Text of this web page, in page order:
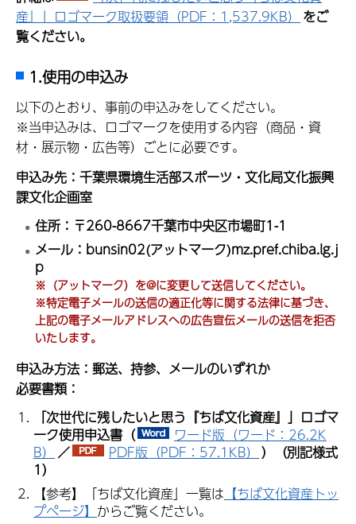
産』」ロゴマーク取扱要領（PDF：1,537.9KB） をご
覧ください。
1.使用の申込み
以下のとおり、事前の申込みをしてください。
※当申込みは、ロゴマークを使用する内容（商品・資
材・展示物・広告等）ごとに必要です。
申込み先：千葉県環境生活部スポーツ・文化局文化振興
課文化企画室
住所：〒260-8667千葉市中央区市場町1-1
メール：bunsin02(アットマーク)mz.pref.chiba.lg.j
p
※（アットマーク）を@に変更して送信してください。
※特定電子メールの送信の適正化等に関する法律に基づき、
上記の電子メールアドレスへの広告宣伝メールの送信を拒否
いたします。
申込み方法：郵送、持参、メールのいずれか
必要書類：
「次世代に残したいと思う『ちば文化資産』」ロゴマ
ーク使用申込書（
ワード版（ワード：26.2K
B） ／ PDF版（PDF：57.1KB） ）（別記様式
1）
【参考】「ちば文化資産」一覧は 【ちば文化資産トッ
プページ】 からご覧ください。